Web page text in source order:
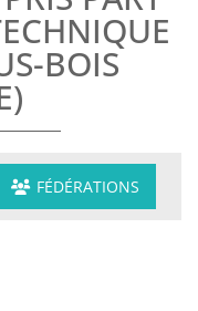
BOIS
FÉDÉRATIONS